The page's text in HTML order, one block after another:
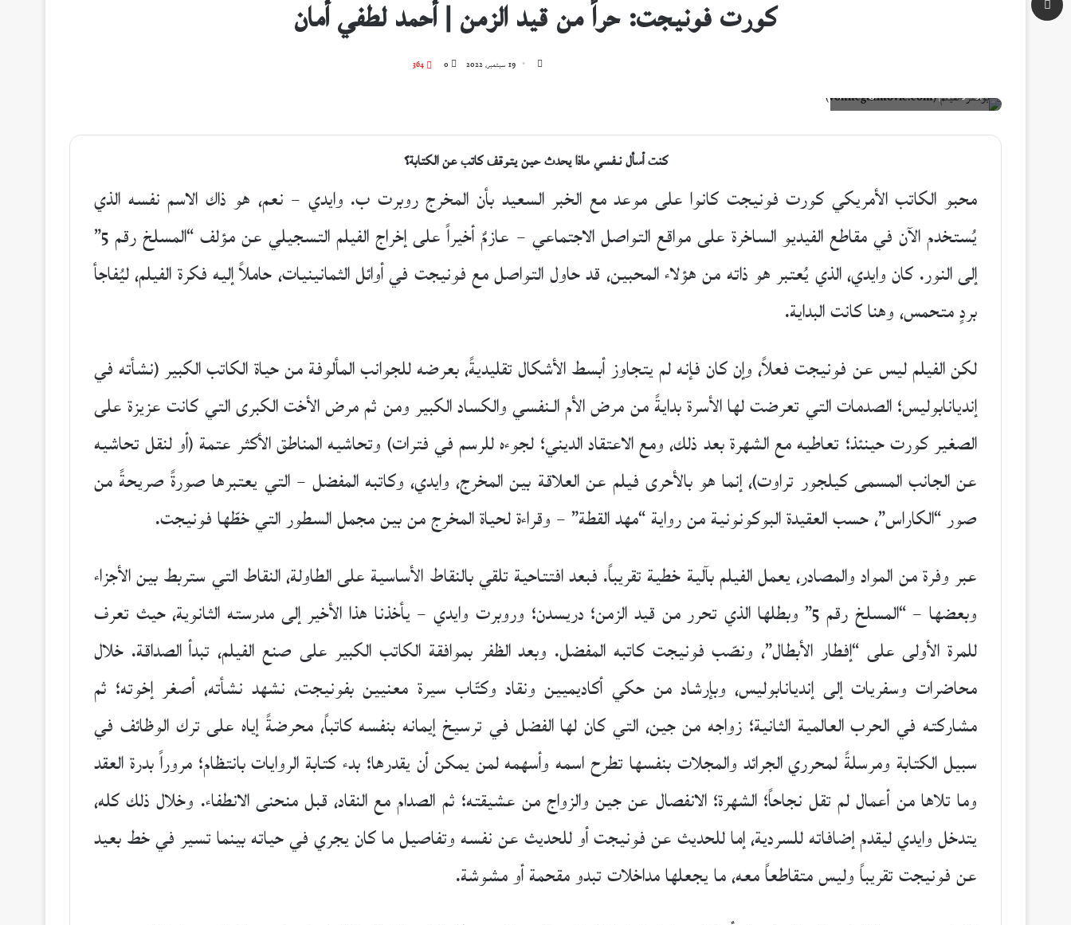
كورت فونيجت: حراً من قيد الزمن | أحمد لطفي أمان
19 سبتمبر، 2022 0
364
بوستر الفيلم (vonnegutmovie.com)
كنت أسأل نـفسي ماذا يحدث حين يتوقف كاتب عن الكتابة؟
محبو الكاتب الأمريكي كورت فونيجت كانوا على موعد مع الخبر السعيد بأن المخرج روبرت ب. وايدي – نعم، هو ذاك الاسم نفسه الذي
يُستخدم الآن في مقاطع الفيديو الساخرة على مواقع التواصل الاجتماعي – عازمٌ أخيراً على إخراج الفيلم التسجيلي عن مؤلف “المسلخ رقم 5”
إلى النور. كان وايدي، الذي يُعتبر هو ذاته من هؤلاء المحبين، قد حاول التواصل مع فونيجت في أوائل الثمانينيات، حاملاً إليه فكرة الفيلم، ليُفاجأ
بردٍ متحمس، وهنا كانت البداية.
لكن الفيلم ليس عن فونيجت فعلاً، وإن كان فإنه لم يتجاوز أبسط الأشكال تقليديةً، بعرضه للجوانب المألوفة من حياة الكاتب الكبير (نشأته في
إنديانابوليس؛ الصدمات التي تعرضت لها الأسرة بدايةً من مرض الأم الـنفسي والكساد الكبير ومن ثم مرض الأخت الكبرى التي كانت عزيزة على
الصغير كورت حينئذ؛ تعاطيه مع الشهرة بعد ذلك، ومع الاعتقاد الديني؛ لجوءه للرسم في فترات) وتحاشيه المناطق الأكثر عتمة (أو لنقل تحاشيه
عن الجانب المسمى كيلجور تراوت)، إنما هو بالأحرى فيلم عن العلاقة بين المخرج، وايدي، وكاتبه المفضل – التي يعتبرها صورةً صريحةً من
صور “الكاراس”، حسب العقيدة البوكونونية من رواية “مهد القطة” – وقراءة لحياة المخرج من بين مجمل السطور التي خطّها فونيجت.
عبر وفرة من المواد والمصادر، يعمل الفيلم بآلية خطية تقريباً. فبعد افتتاحية تلقي بالنقاط الأساسية على الطاولة، النقاط التي ستربط بين الأجزاء
وبعضها – “المسلخ رقم 5” وبطلها الذي تحرر من قيد الزمن؛ دريسدن؛ وروبرت وايدي – يأخذنا هذا الأخير إلى مدرسته الثانوية، حيث تعرف
للمرة الأولى على “إفطار الأبطال”، ونصّب فونيجت كاتبه المفضل. وبعد الظفر بموافقة الكاتب الكبير على صنع الفيلم، تبدأ الصداقة. خلال
محاضرات وسفريات إلى إنديانابوليس، وبإرشاد من حكي أكاديميين ونقاد وكتّاب سيرة معنيين بفونيجت، نشهد نشأته، أصغر إخوته؛ ثم
مشاركته في الحرب العالمية الثانية؛ زواجه من جين، التي كان لها الفضل في ترسيخ إيمانه بنفسه كاتباً، محرضةً إياه على ترك الوظائف في
سبيل الكتابة ومرسلةً لمحرري الجرائد والمجلات بنفسها تطرح اسمه وأسهمه لمن يمكن أن يقدرها؛ بدء كتابة الروايات بانتظام؛ مروراً بدرة العقد
وما تلاها من أعمال لم تقل نجاحاً؛ الشهرة؛ الانفصال عن جين والزواج من عشيقته؛ ثم الصدام مع النقاد، قبل منحنى الانطفاء. وخلال ذلك كله،
يتدخل وايدي ليقدم إضافاته للسردية، إما للحديث عن فونيجت أو للحديث عن نفسه وتفاصيل ما كان يجري في حياته بينما تسير في خط بعيد
عن فونيجت تقريباً وليس متقاطعاً معه، ما يجعلها مداخلات تبدو مقحمة أو مشوشة.